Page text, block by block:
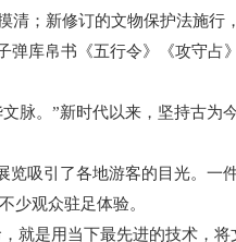
；新修订的文物保护法施行
库帛书《五行令》《攻守占
。”新时代以来，坚持古为
引了各地游客的目光。一
少观众驻足体验。
是用当下最先进的技术，将